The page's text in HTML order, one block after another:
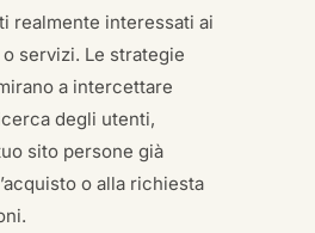
realmente interessati ai
servizi. Le strategie
a intercettare
degli utenti,
sito persone già
o alla richiesta